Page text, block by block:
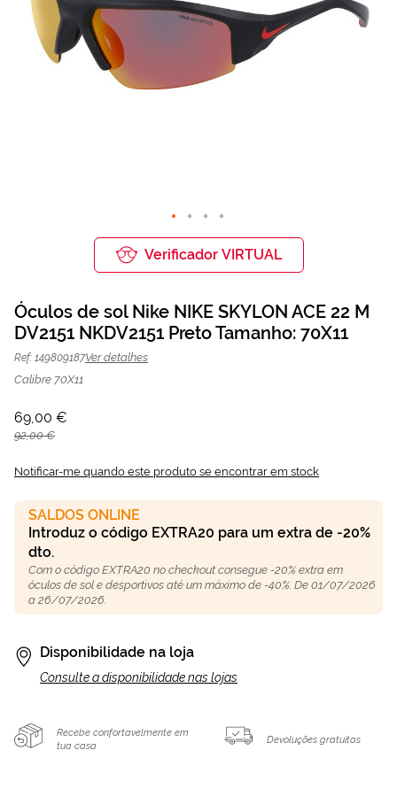
Óculos de sol Nike NKDV2151 Preto |
Mais Optica
69,00 €
Galeria
de
imagens
Verificador VIRTUAL
Óculos de sol Nike NIKE SKYLON ACE 22 M
DV2151 NKDV2151 Preto Tamanho: 70X11
Ref: 149809187Ver detalhes
Calibre 70X11
69,00 €
92,00 €
Notificar-me quando este produto se encontrar em stock
SALDOS ONLINE
Introduz o código EXTRA20 para um extra de -20%
dto.
Com o código EXTRA20 no checkout consegue -20% extra em
óculos de sol e desportivos até um máximo de -40%. De 01/07/2026
a 26/07/2026.
Disponibilidade na loja
Consulte a disponibilidade nas lojas
Recebe confortavelmente em
tua casa
Devoluções gratuitas